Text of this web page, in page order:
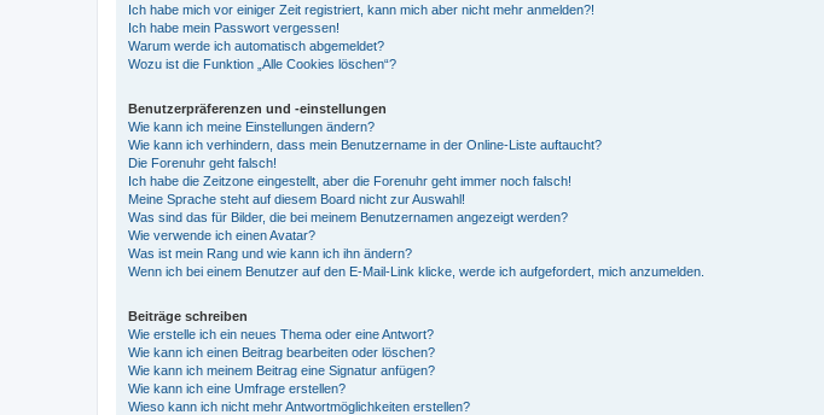
Ich habe mich vor einiger Zeit registriert, kann mich aber nicht mehr anmelden?!
Ich habe mein Passwort vergessen!
Warum werde ich automatisch abgemeldet?
Wozu ist die Funktion „Alle Cookies löschen“?
Benutzerpräferenzen und -einstellungen
Wie kann ich meine Einstellungen ändern?
Wie kann ich verhindern, dass mein Benutzername in der Online-Liste auftaucht?
Die Forenuhr geht falsch!
Ich habe die Zeitzone eingestellt, aber die Forenuhr geht immer noch falsch!
Meine Sprache steht auf diesem Board nicht zur Auswahl!
Was sind das für Bilder, die bei meinem Benutzernamen angezeigt werden?
Wie verwende ich einen Avatar?
Was ist mein Rang und wie kann ich ihn ändern?
Wenn ich bei einem Benutzer auf den E-Mail-Link klicke, werde ich aufgefordert, mich anzumelden.
Beiträge schreiben
Wie erstelle ich ein neues Thema oder eine Antwort?
Wie kann ich einen Beitrag bearbeiten oder löschen?
Wie kann ich meinem Beitrag eine Signatur anfügen?
Wie kann ich eine Umfrage erstellen?
Wieso kann ich nicht mehr Antwortmöglichkeiten erstellen?